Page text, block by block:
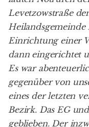
Levetzowstraße
Heilandsgemeinde
Einrichtung einer
dann eingerichtet
Es war
gegenüber von
eines der letzten
Bezirk. Das EG
geblieben. Der